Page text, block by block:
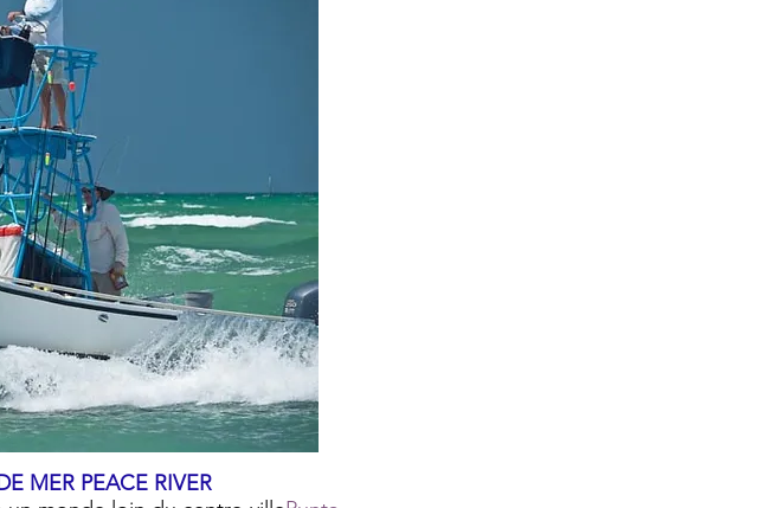
MER PEACE RIVER